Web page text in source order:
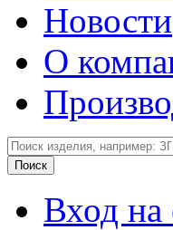
Новости
О
Вход на